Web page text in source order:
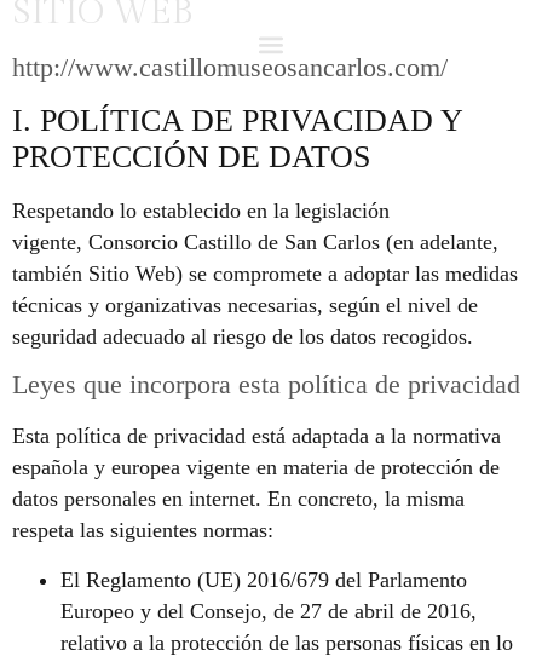
SITIO WEB
http://www.castillomuseosancarlos.com/
I. POLÍTICA DE PRIVACIDAD Y
PROTECCIÓN DE DATOS
Respetando lo establecido en la legislación
vigente, Consorcio Castillo de San Carlos (en adelante,
también Sitio Web) se compromete a adoptar las medidas
técnicas y organizativas necesarias, según el nivel de
seguridad adecuado al riesgo de los datos recogidos.
Leyes que incorpora esta política de privacidad
Esta política de privacidad está adaptada a la normativa
española y europea vigente en materia de protección de
datos personales en internet. En concreto, la misma
respeta las siguientes normas:
El Reglamento (UE) 2016/679 del Parlamento
Europeo y del Consejo, de 27 de abril de 2016,
relativo a la protección de las personas físicas en lo